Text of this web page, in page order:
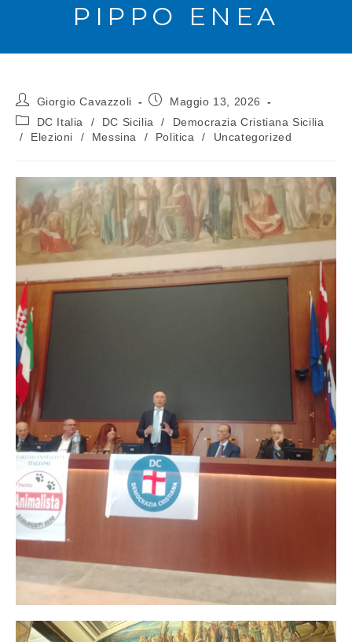
PIPPO ENEA
Giorgio Cavazzoli
Maggio 13, 2026
DC Italia
/ DC Sicilia /
Democrazia Cristiana Sicilia
/
Elezioni / Messina / Politica / Uncategorized